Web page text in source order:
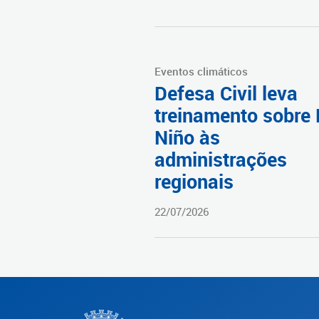
Eventos climáticos
Defesa Civil leva
treinamento sobre
Niño às
administrações
regionais
22/07/2026